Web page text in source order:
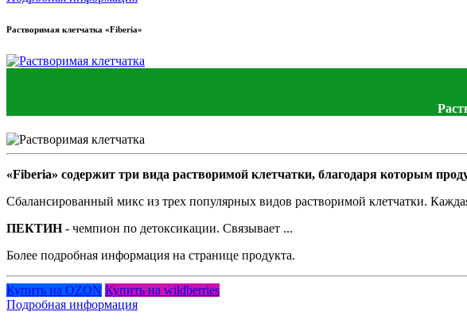
Растворимая клетчатка «Fiberia»
«Fiberia» содержит три вида растворимой клетчатки, благодаря которым
Сбалансированный микс из трех популярных видов растворимой клетчатки.
ПЕКТИН- чемпион по детоксикации. Связывает ...
Более подробная информация на странице продукта.
Купить на OZON Купить на wildberries
Подробная информация